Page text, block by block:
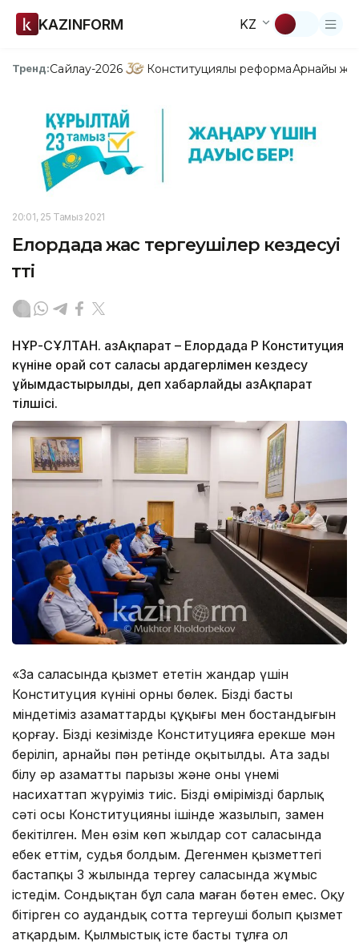
KAZINFORM KZ
Тренд:Сайлау-2026 Конституциялық реформаАрнайы
20:01, 25 Тамыз 2021
Елордада жас тергеушілер кездесуі
өтті
НҰР-СҰЛТАН. ҚазАқпарат – Елордада ҚР Конституция
күніне орай сот саласы ардагерлімен кездесу
ұйымдастырылды, деп хабарлайды ҚазАқпарат
тілшісі.
«Заң саласында қызмет ететін жандар үшін
Конституция күнінің орны бөлек. Біздің басты
міндетіміз азаматтардың құқығы мен бостандығын
қорғау. Біздің кезімізде Конституцияға ерекше мән
беріліп, арнайы пән ретінде оқытылды. Ата заңды
білу әр азаматтың парызы және оны үнемі
насихаттап жүруіміз тиіс. Біздің өміріміздің барлық
сәті осы Конституцияның ішінде жазылып, заңмен
бекітілген. Мен өзім көп жылдар сот саласында
еңбек еттім, судья болдым. Дегенмен қызметтегі
бастапқы 3 жылында тергеу саласында жұмыс
істедім. Сондықтан бұл сала маған бөтен емес. Оқу
бітірген соң аудандық сотта тергеуші болып қызмет
атқардым. Қылмыстық істе басты тұлға ол